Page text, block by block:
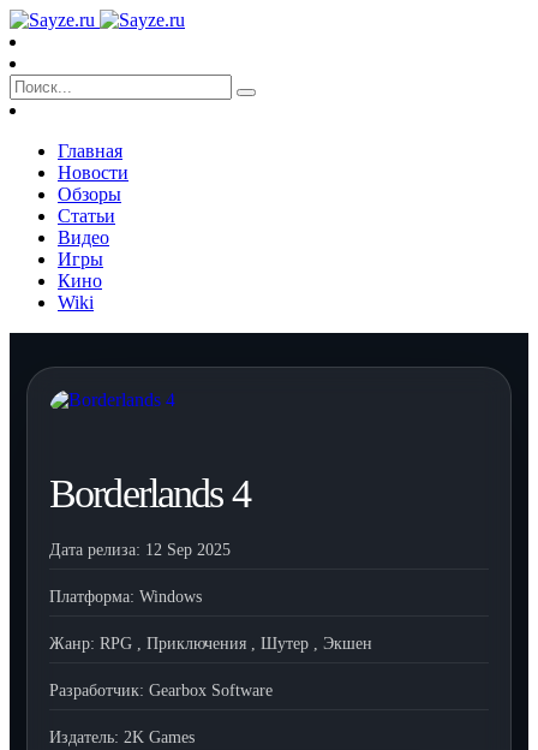
Главная
Новости
Обзоры
Статьи
Видео
Игры
Кино
Wiki
Borderlands 4
Дата релиза: 12 Sep 2025
Платформа: Windows
Жанр: RPG , Приключения , Шутер , Экшен
Разработчик: Gearbox Software
Издатель: 2K Games